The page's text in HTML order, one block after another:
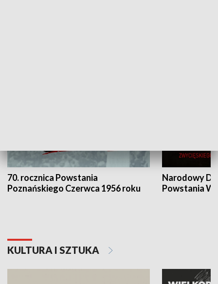
70. rocznica Powstania
Poznańskiego Czerwca 1956 roku
Narodowy
Powstania
KULTURA I SZTUKA